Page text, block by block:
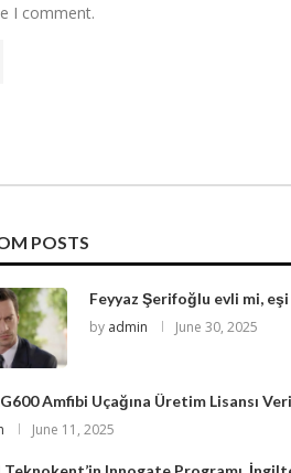
I comment.
POSTS
Feyyaz Şerifoğlu evli mi, eşi
by admin June 30, 2025
Amfibi Uçağına Üretim Lisansı
June 11, 2025